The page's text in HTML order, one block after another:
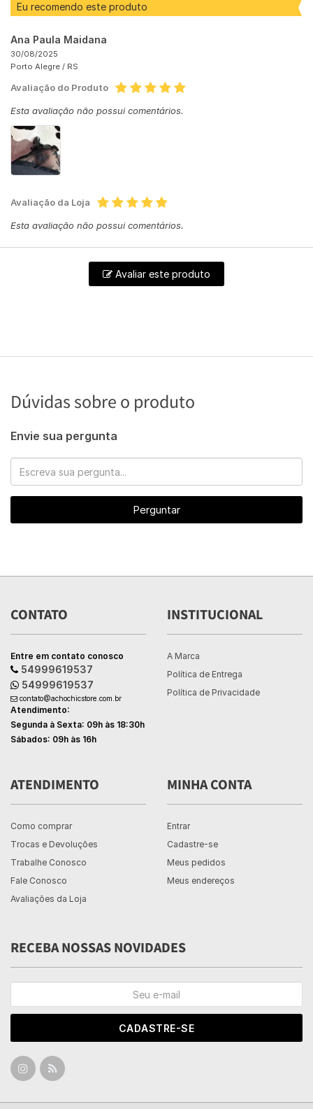
Eu recomendo este produto
Ana Paula Maidana
30/08/2025
Porto Alegre / RS
Avaliação do Produto
Esta avaliação não possui comentários.
Avaliação da Loja
Esta avaliação não possui comentários.
Avaliar este produto
Dúvidas sobre o produto
Envie sua pergunta
Perguntar
CONTATO
Entre em contato conosco
54999619537
54999619537
contato@achochicstore.com.br
Atendimento:
Segunda à Sexta: 09h às 18:30h
Sábados: 09h às 16h
INSTITUCIONAL
A Marca
Política de Entrega
Política de Privacidade
ATENDIMENTO
Como comprar
Trocas e Devoluções
Trabalhe Conosco
Fale Conosco
Avaliações da Loja
MINHA CONTA
Entrar
Cadastre-se
Meus pedidos
Meus endereços
RECEBA NOSSAS NOVIDADES
CADASTRE-SE